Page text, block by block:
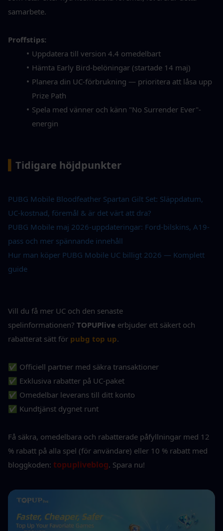
samarbete.
Proffstips:
Uppdatera till version 4.4 omedelbart
Hämta Early Bird-belöningar (startade 14 maj)
Planera din UC-förbrukning — prioritera att låsa upp
Prize Path
Spela med vänner och känn "No Surrender Ever"-
energin
Tidigare höjdpunkter
PUBG Mobile Bloodfeather Spartan Gilt Set: Släppdatum,
UC-kostnad, föremål & är det värt att dra?
PUBG Mobile maj 2026-uppdateringar: Ford-bilskins, A19-
pass och mer spännande innehåll
Hur man köper PUBG Mobile UC billigt 2026 — Komplett
guide
Vill du få mer UC och den senaste
spelinformationen? TOPUPlive erbjuder ett säkert och
rabatterat sätt för pubg top up.
✅ Officiell partner med säkra transaktioner
✅ Exklusiva rabatter på UC-paket
✅ Omedelbar leverans till ditt konto
✅ Kundtjänst dygnet runt
Få säkra, omedelbara och rabatterade påfyllningar med 12
% rabatt på alla spel (för användare) eller 10 % rabatt med
bloggkoden: topupliveblog. Spara nu!